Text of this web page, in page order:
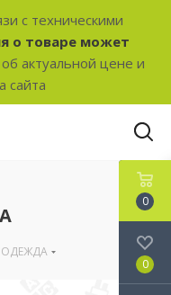
с техническими
о товаре может
актуальной цене и
сайта
ОДЕЖДА
0
0